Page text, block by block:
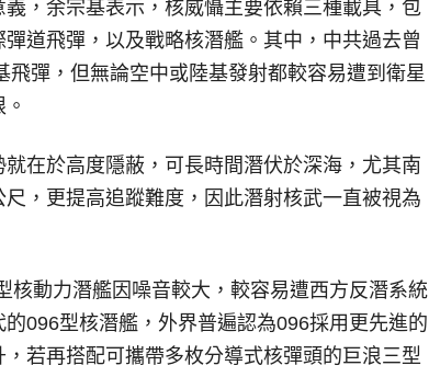
，余宗基表示，核威懾主要依賴三種載具，包
道飛彈，以及戰略核潛艦。其中，中共過去曾
彈，但無論空中或陸基發射都較容易遭到衛星
在於高度隱蔽，可長時間潛伏於深海，尤其南
，更提高追蹤難度，因此潛射核武一直被視為
核動力潛艦因噪音較大，較容易遭西方反潛系統
096型核潛艦，外界普遍認為096採用更先進的
若再搭配可攜帶多枚分導式核彈頭的巨浪三型